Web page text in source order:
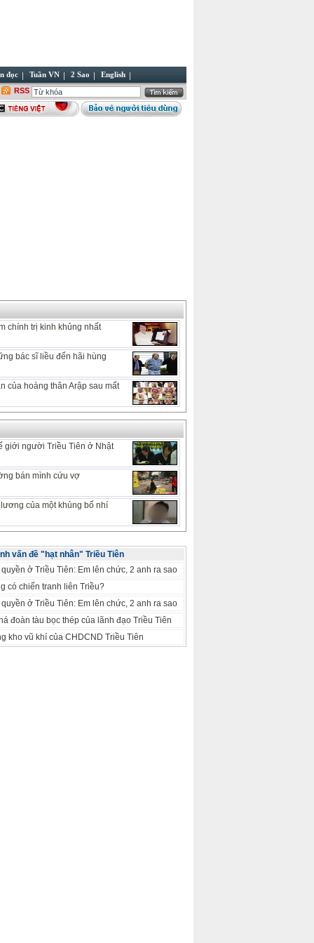
đọc Tuần VN 2 Sao English
RSS
chính trị kinh khủng nhất
bác sĩ liều đến hãi hùng
của hoàng thân Arập sau mất
giới người Triều Tiên ở Nhật
bán mình cứu vợ
của một khủng bố nhí
vấn đề "hạt nhân" Triều Tiên
ở Triều Tiên: Em lên chức, 2 anh ra sao
có chiến tranh liên Triều?
ở Triều Tiên: Em lên chức, 2 anh ra sao
đoàn tàu bọc thép của lãnh đạo Triều Tiên
kho vũ khí của CHDCND Triều Tiên